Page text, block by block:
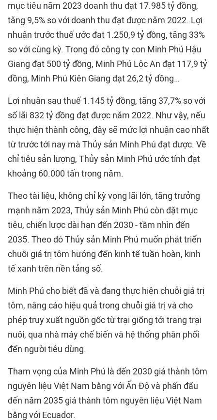
mục tiêu năm 2023 doanh thu đạt 17.985 tỷ đồng,
tăng 9,5% so với doanh thu đạt được năm 2022. Lợi
nhuận trước thuế ước đạt 1.250,9 tỷ đồng, tăng 33%
so với cùng kỳ. Trong đó công ty con Minh Phú Hậu
Giang đạt 500 tỷ đồng, Minh Phú Lộc An đạt 117,9 tỷ
đồng, Minh Phú Kiên Giang đạt 26,2 tỷ đồng…
Lợi nhuận sau thuế 1.145 tỷ đồng, tăng 37,7% so với
số lãi 832 tỷ đồng đạt được năm 2022. Như vậy, nếu
thực hiện thành công, đây sẽ mức lợi nhuận cao nhất
từ trước tới nay mà Thủy sản Minh Phú đạt được. Về
chỉ tiêu sản lượng, Thủy sản Minh Phú ước tính đạt
khoảng 60.000 tấn trong năm.
Theo tài liệu, không chỉ kỳ vọng lãi lớn, tăng trưởng
mạnh năm 2023, Thủy sản Minh Phú còn đặt mục
tiêu, chiến lược dài hạn đến 2030 - tầm nhìn đến
2035. Theo đó Thủy sản Minh Phú muốn phát triển
chuỗi giá trị tôm hướng đến kinh tế tuần hoàn, kinh
tế xanh trên nền tảng số.
Minh Phú cho biết đã và đang thực hiện chuỗi giá trị
tôm, nâng cáo hiệu quả trong chuỗi giá trị và cho
phép truy xuất nguồn gốc từ trại giống tới trang trại
nuôi, qua nhà máy chế biến và hệ thống phân phối
đến người tiêu dùng.
Tham vọng của Minh Phú là đến 2030 giá thành tôm
nguyên liệu Việt Nam bằng với Ấn Độ và phấn đấu
đến năm 2035 giá thành tôm nguyên liệu Việt Nam
bằng với Ecuador.